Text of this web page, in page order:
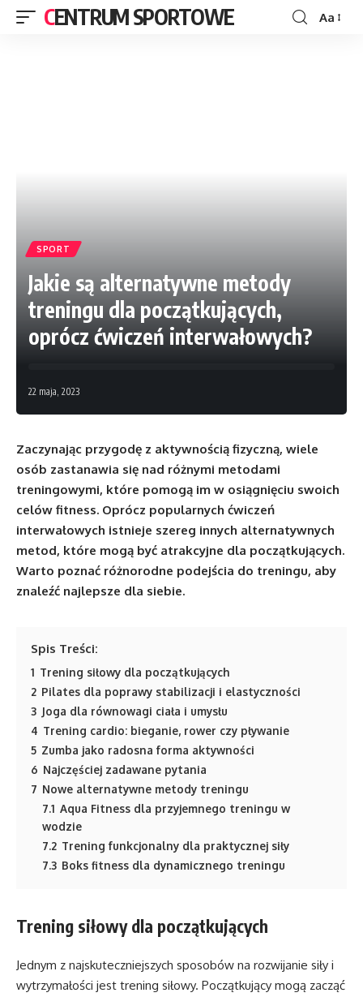
CENTRUM SPORTOWE Aa
SPORT
Jakie są alternatywne metody
treningu dla początkujących,
oprócz ćwiczeń interwałowych?
22 maja, 2023
Zaczynając przygodę z aktywnością fizyczną, wiele
osób zastanawia się nad różnymi metodami
treningowymi, które pomogą im w osiągnięciu swoich
celów fitness. Oprócz popularnych ćwiczeń
interwałowych istnieje szereg innych alternatywnych
metod, które mogą być atrakcyjne dla początkujących.
Warto poznać różnorodne podejścia do treningu, aby
znaleźć najlepsze dla siebie.
Spis Treści:
1 Trening siłowy dla początkujących
2 Pilates dla poprawy stabilizacji i elastyczności
3 Joga dla równowagi ciała i umysłu
4 Trening cardio: bieganie, rower czy pływanie
5 Zumba jako radosna forma aktywności
6 Najczęściej zadawane pytania
7 Nowe alternatywne metody treningu
7.1 Aqua Fitness dla przyjemnego treningu w
wodzie
7.2 Trening funkcjonalny dla praktycznej siły
7.3 Boks fitness dla dynamicznego treningu
Trening siłowy dla początkujących
Jednym z najskuteczniejszych sposobów na rozwijanie siły i
wytrzymałości jest trening siłowy. Początkujący mogą zacząć